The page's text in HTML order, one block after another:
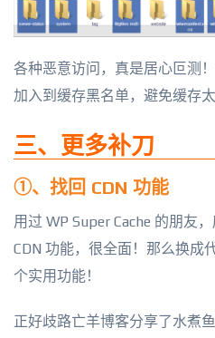
各种恶意访问，真是居心叵测
加入到缓存黑名单，避免缓存太
三、更多补刀
①、找回 CDN 功能
用过 WP Super Cache 的朋友
CDN 功能，很全面！那么换成
个实用功能！
正好歧路亡羊博客分享了水煮